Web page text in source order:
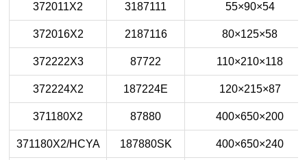
372011X2 3187111 55×90×54
372016X2 2187116 80×125×58
372222X3 87722 110×210×118
372224X2 187224E 120×215×87
371180X2 87880 400×650×200
371180X2/HCYA 187880SK 400×650×240